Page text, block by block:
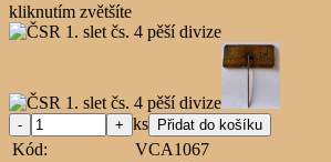
kliknutím zvětšíte
ks
Kód:
VCA1067